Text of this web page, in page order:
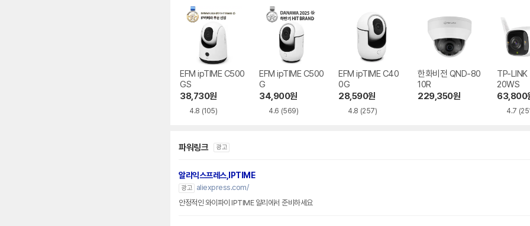
EFM ipTIME C500
GS
38,730원
4.8 (105)
EFM ipTIME C500
G
34,900원
4.6 (569)
EFM ipTIME C40
0G
28,590원
4.8 (257)
한화비전 QND-80
10R
229,350원
TP-
20WS
63,800
4.7
파워링크 광고
알리익스프레스,IPTIME
광고
aliexpress.com/
안정적인 와이파이 IPTIME 알리에서 준비하세요